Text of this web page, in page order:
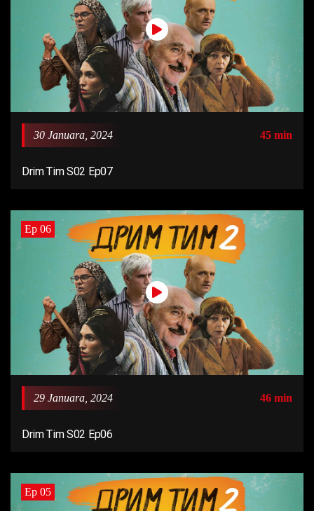
30 Januara, 2024 45 min
Drim Tim S02 Ep07
Ep 06
29 Januara, 2024 46 min
Drim Tim S02 Ep06
Ep 05